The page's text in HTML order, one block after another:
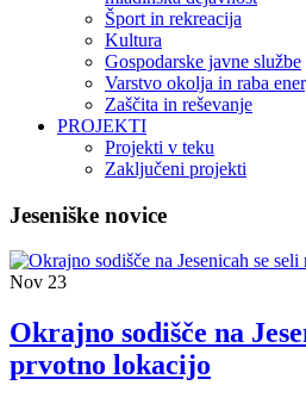
Šport in rekreacija
Kultura
Gospodarske javne službe
Varstvo okolja in raba
Zaščita in reševanje
PROJEKTI
Projekti v teku
Zaključeni projekti
Jeseniške novice
Nov 23
Okrajno sodišče na
prvotno lokacijo